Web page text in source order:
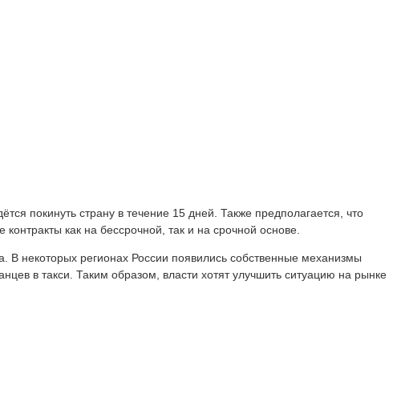
покинуть страну в течение 15 дней. Также предполагается, что
как на бессрочной, так и на срочной основе.
В некоторых регионах России появились собственные механизмы
в такси. Таким образом, власти хотят улучшить ситуацию на рынке